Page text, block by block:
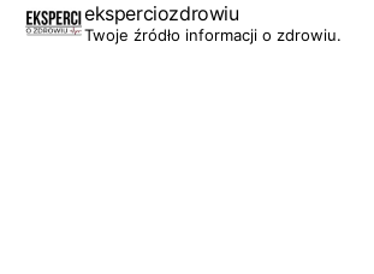
eksperciozdrowiu
Twoje źródło informacji o zdrowiu.